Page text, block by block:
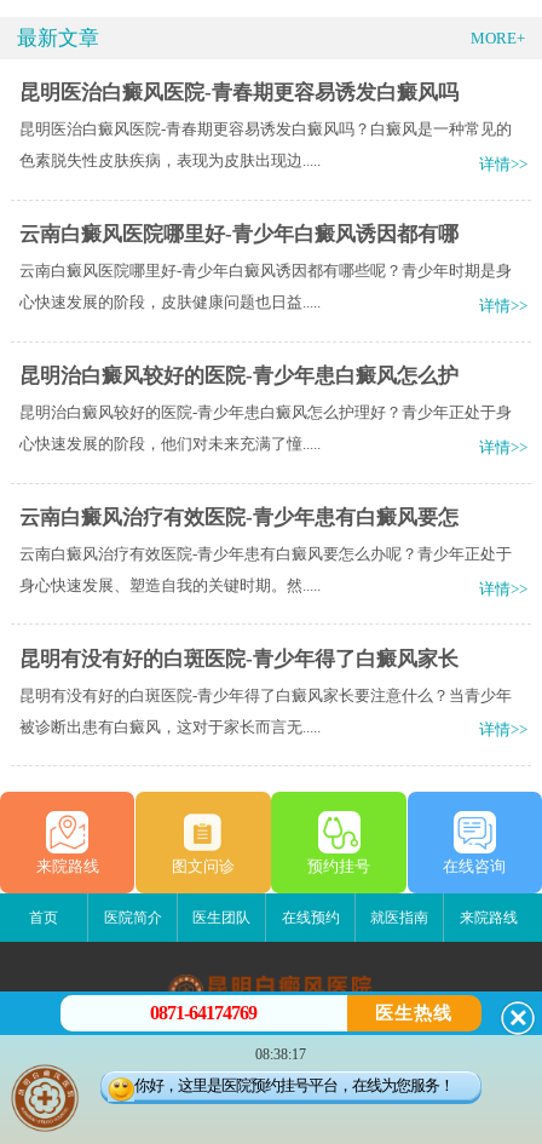
最新文章 MORE+
昆明医治白癜风医院-青春期更容易诱发白癜风吗
昆明医治白癜风医院-青春期更容易诱发白癜风吗？白癜风是一种常见的
色素脱失性皮肤疾病，表现为皮肤出现边.....
详情>>
云南白癜风医院哪里好-青少年白癜风诱因都有哪
云南白癜风医院哪里好-青少年白癜风诱因都有哪些呢？青少年时期是身
心快速发展的阶段，皮肤健康问题也日益.....
详情>>
昆明治白癜风较好的医院-青少年患白癜风怎么护
昆明治白癜风较好的医院-青少年患白癜风怎么护理好？青少年正处于身
心快速发展的阶段，他们对未来充满了憧.....
详情>>
云南白癜风治疗有效医院-青少年患有白癜风要怎
云南白癜风治疗有效医院-青少年患有白癜风要怎么办呢？青少年正处于
身心快速发展、塑造自我的关键时期。然.....
详情>>
昆明有没有好的白斑医院-青少年得了白癜风家长
昆明有没有好的白斑医院-青少年得了白癜风家长要注意什么？当青少年
被诊断出患有白癜风，这对于家长而言无.....
详情>>
来院路线 图文问诊 预约挂号 在线咨询
首页 医院简介 医生团队 在线预约 就医指南 来院路线
昆明白癜风医院
昆明市五华区护国路2号
版权所有：昆明白癜风医院
0871-64174769 医生热线
08:38:17
你好，这里是医院预约挂号平台，在线为您服务！